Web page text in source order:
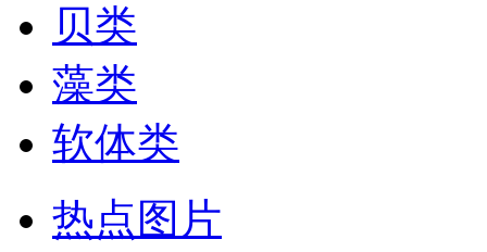
贝类
藻类
软体类
热点图片